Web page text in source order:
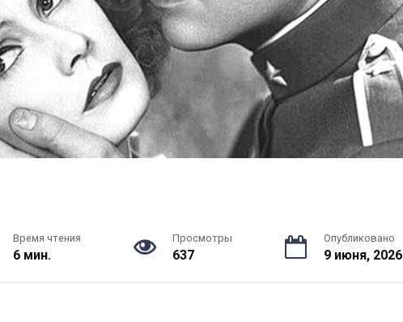
Время чтения
6 мин.
Просмотры
637
Опубликовано
9 июня, 2026